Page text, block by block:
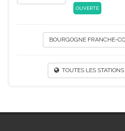
OUVERTE
BOURGOGNE FRANCHE-
TOUTES LES